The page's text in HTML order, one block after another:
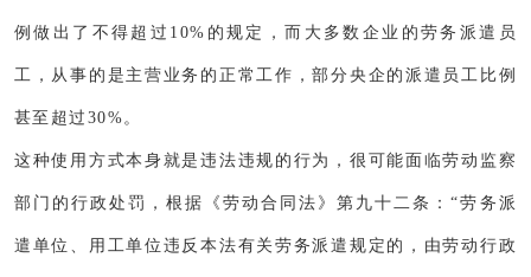
例做出了不得超过10%的规定，而大多数企业的劳务派遣员
工，从事的是主营业务的正常工作，部分央企的派遣员工比例
甚至超过30%。
这种使用方式本身就是违法违规的行为，很可能面临劳动监察
部门的行政处罚，根据《劳动合同法》第九十二条：“劳务派
遣单位、用工单位违反本法有关劳务派遣规定的，由劳动行政